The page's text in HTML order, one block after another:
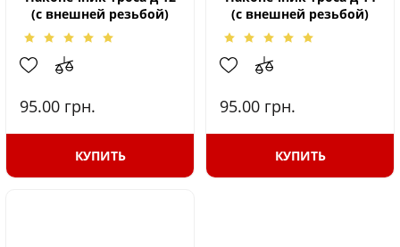
(с внешней резьбой)
95.00 грн.
КУПИТЬ
(с внешней резьбой)
95.00 грн.
КУПИТЬ